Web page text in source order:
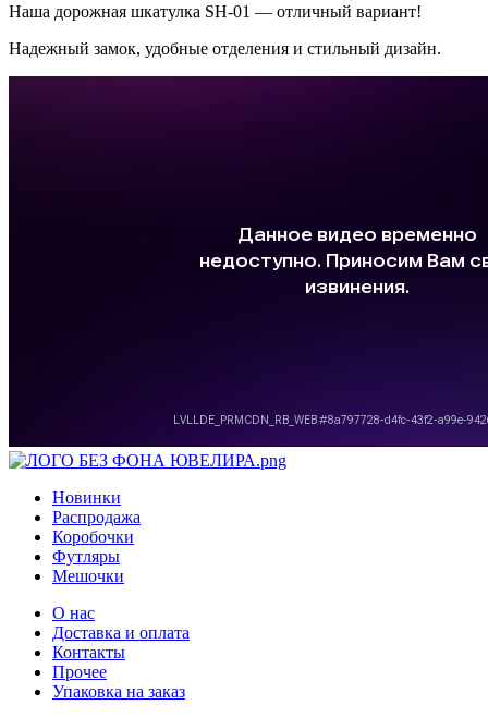
Наша дорожная шкатулка SH-01 — отличный вариант!
Надежный замок, удобные отделения и стильный дизайн.
Новинки
Распродажа
Коробочки
Футляры
Мешочки
О нас
Доставка и оплата
Контакты
Прочее
Упаковка на заказ